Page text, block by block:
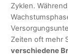
Zyklen.
Zeiten oft mehr
verschiedene